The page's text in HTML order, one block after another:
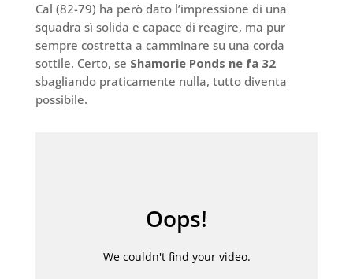
Cal (82-79) ha però dato l’impressione di una
squadra sì solida e capace di reagire, ma pur
sempre costretta a camminare su una corda
sottile. Certo, se Shamorie Ponds ne fa 32
sbagliando praticamente nulla, tutto diventa
possibile.